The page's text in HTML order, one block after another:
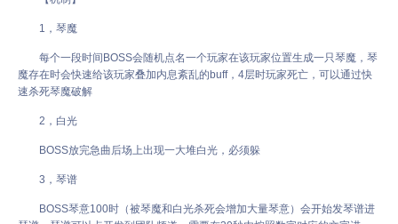
1，琴魔
每个一段时间BOSS会随机点名一个玩家在该玩家位置生成一只琴魔，琴
魔存在时会快速给该玩家叠加内息紊乱的buff，4层时玩家死亡，可以通过快
速杀死琴魔破解
2，白光
BOSS放完急曲后场上出现一大堆白光，必须躲
3，琴谱
BOSS琴意100时（被琴魔和白光杀死会增加大量琴意）会开始发琴谱进